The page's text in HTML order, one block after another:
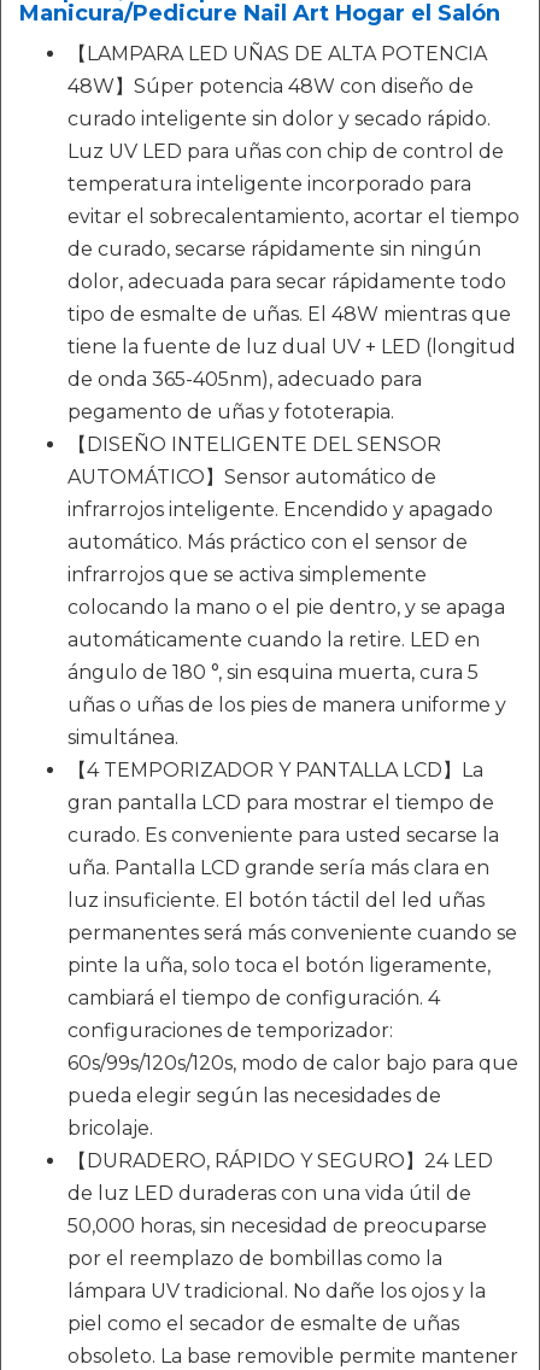
Manicura/Pedicure Nail Art Hogar el Salón
【LAMPARA LED UÑAS DE ALTA POTENCIA
48W】Súper potencia 48W con diseño de
curado inteligente sin dolor y secado rápido.
Luz UV LED para uñas con chip de control de
temperatura inteligente incorporado para
evitar el sobrecalentamiento, acortar el tiempo
de curado, secarse rápidamente sin ningún
dolor, adecuada para secar rápidamente todo
tipo de esmalte de uñas. El 48W mientras que
tiene la fuente de luz dual UV + LED (longitud
de onda 365-405nm), adecuado para
pegamento de uñas y fototerapia.
【DISEÑO INTELIGENTE DEL SENSOR
AUTOMÁTICO】Sensor automático de
infrarrojos inteligente. Encendido y apagado
automático. Más práctico con el sensor de
infrarrojos que se activa simplemente
colocando la mano o el pie dentro, y se apaga
automáticamente cuando la retire. LED en
ángulo de 180 °, sin esquina muerta, cura 5
uñas o uñas de los pies de manera uniforme y
simultánea.
【4 TEMPORIZADOR Y PANTALLA LCD】La
gran pantalla LCD para mostrar el tiempo de
curado. Es conveniente para usted secarse la
uña. Pantalla LCD grande sería más clara en
luz insuficiente. El botón táctil del led uñas
permanentes será más conveniente cuando se
pinte la uña, solo toca el botón ligeramente,
cambiará el tiempo de configuración. 4
configuraciones de temporizador:
60s/99s/120s/120s, modo de calor bajo para que
pueda elegir según las necesidades de
bricolaje.
【DURADERO, RÁPIDO Y SEGURO】24 LED
de luz LED duraderas con una vida útil de
50,000 horas, sin necesidad de preocuparse
por el reemplazo de bombillas como la
lámpara UV tradicional. No dañe los ojos y la
piel como el secador de esmalte de uñas
obsoleto. La base removible permite mantener